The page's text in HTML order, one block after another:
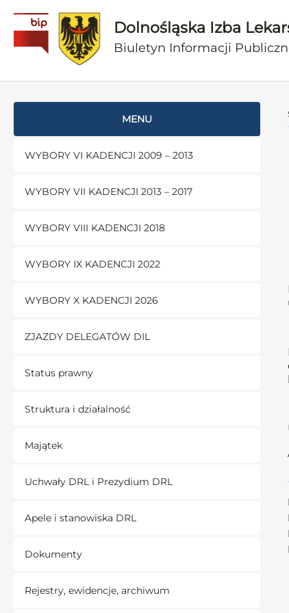
Dolnośląska Izba
Biuletyn Informacji
MENU
WYBORY VI KADENCJI 2009 – 2013
WYBORY VII KADENCJI 2013 – 2017
WYBORY VIII KADENCJI 2018
WYBORY IX KADENCJI 2022
WYBORY X KADENCJI 2026
ZJAZDY DELEGATÓW DIL
Status prawny
Struktura i działalność
Majątek
Uchwały DRL i Prezydium DRL
Apele i stanowiska DRL
Dokumenty
Rejestry, ewidencje, archiwum